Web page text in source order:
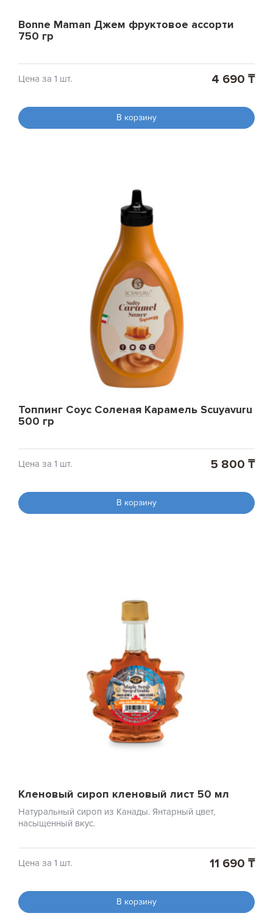
Bonne Maman Джем фруктовое ассорти
750 гр
Цена за 1 шт. 4 690 ₸
В корзину
Топпинг Соус Соленая Карамель Scuyavuru
500 гр
Цена за 1 шт. 5 800 ₸
В корзину
Кленовый сироп кленовый лист 50 мл
Натуральный сироп из Канады. Янтарный цвет,
насыщенный вкус.
Цена за 1 шт. 11 690 ₸
В корзину